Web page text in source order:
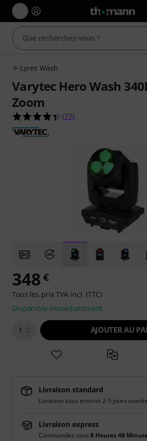
Lyres Wash
Varytec Hero Wash
Zoom
4.4 étoiles sur 5 d'après
(77)
348 €
Tous les prix TVA incl. (TTC)
Disponible immédiatement
1 AJOUTER AU
Livraison standard
Livraison sous environ 2-5 jours ouvrés
Livraison express
Commandez sous 8 Heures 48